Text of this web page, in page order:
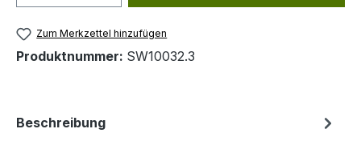
Zum Merkzettel hinzufügen
Produktnummer: SW10032.3
Beschreibung